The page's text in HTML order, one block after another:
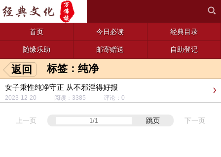
首页 今日必读 经典目录
随缘乐助 邮寄赠送 自助登记
返回 标签：纯净
女子秉性纯净守正 从不邪淫得好报
2023-12-20 阅读：3385 评论：0
上一页 跳页 下一页